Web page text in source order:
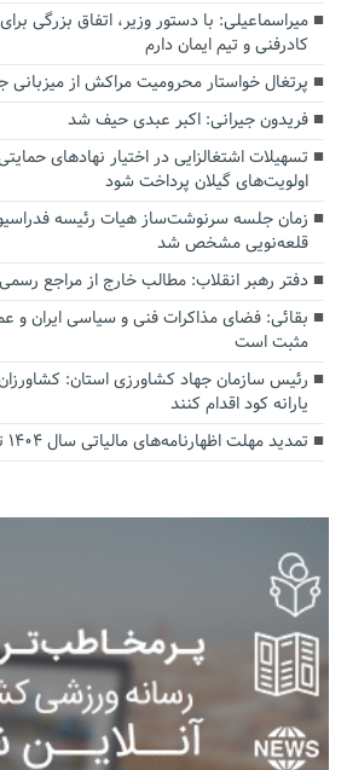
میراسماعیلی: با دستور وزیر، اتفاق بزرگی
کادرفنی و تیم ایمان دارم
پرتغال خواستار محرومیت مراکش از میزبانی جام
فریدون جیرانی: اکبر عبدی حیف شد
تسهیلات اشتغالزایی در اختیار نهادهای
اولویت‌های گیلان پرداخت شود
زمان جلسه سرنوشت‌ساز هیات رئیسه
قلعه‌نویی مشخص شد
دفتر رهبر انقلاب: مطالب خارج از مراجع
بقائی: فضای مذاکرات فنی و سیاسی ایران و
مثبت است
رئیس سازمان جهاد کشاورزی استان:
یارانه کود اقدام کنند
تمدید مهلت اظهارنامه‌های مالیاتی سال ۱۴۰۴ تا پایان شهریورماه